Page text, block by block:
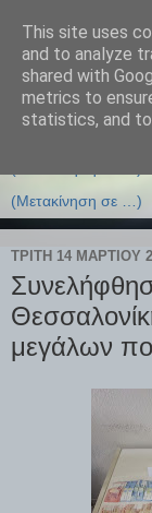
ΤΡΊΤΗ 14 ΜΑΡΤΊΟΥ
μεγάλων
This site uses
and to analyze
shared with
metrics to
statistics, and